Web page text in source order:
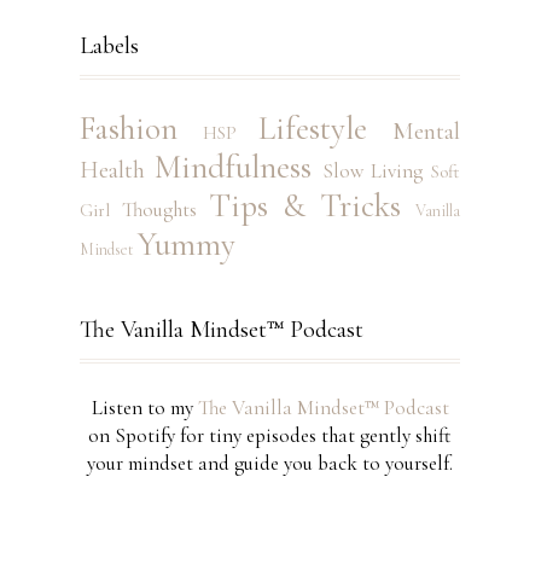
Labels
Fashion HSP Lifestyle
Mental
Health Mindfulness Slow Living Soft
Girl
Thoughts Tips & Tricks
Vanilla
Mindset Yummy
The Vanilla Mindset™ Podcast
Listen to myThe Vanilla Mindset™ Podcast
on Spotify for tiny episodes that gently shift
your mindset and guide you back to yourself.